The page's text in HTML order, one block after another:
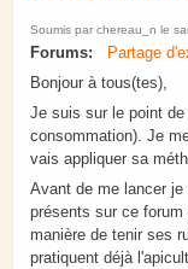
Soumis par chereau_n le
Forums:
Partage
Bonjour à tous(tes),
Je suis sur le point
consommation). Je
vais appliquer sa
Avant de me lancer
présents sur ce
manière de tenir ses
pratiquent déjà